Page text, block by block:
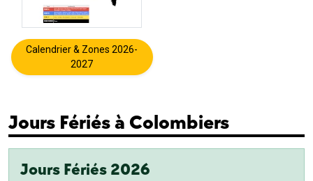
Calendrier & Zones 2026-
2027
Jours Fériés à Colombiers
Jours Fériés 2026